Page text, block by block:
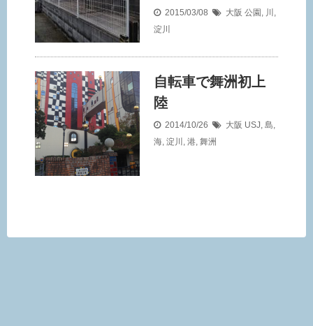
2015/03/08 大阪 公園 , 川 ,
淀川
自転車で舞洲初上
陸
2014/10/26 大阪 USJ, 島,
海, 淀川 , 港, 舞洲